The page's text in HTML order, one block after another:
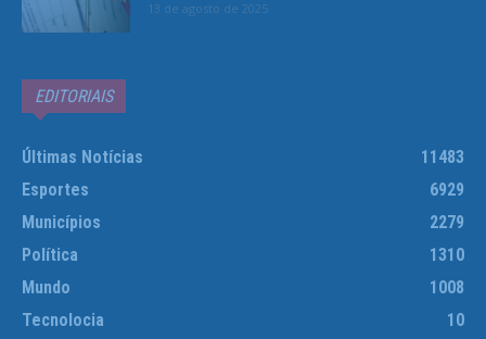
13 de agosto de 2025
EDITORIAIS
Últimas Notícias
11483
Esportes
6929
Municípios
2279
Política
1310
Mundo
1008
Tecnolocia
10